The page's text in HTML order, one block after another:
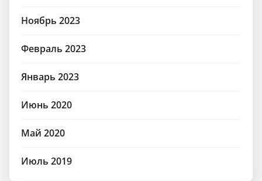
Ноябрь 2023
Февраль 2023
Январь 2023
Июнь 2020
Май 2020
Июль 2019